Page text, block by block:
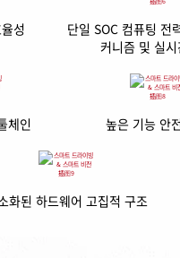
성
단일 SOC 컴퓨팅 전
커니즘 및 실시
체인 높은 기능 안
화된 하드웨어 고집적 구조